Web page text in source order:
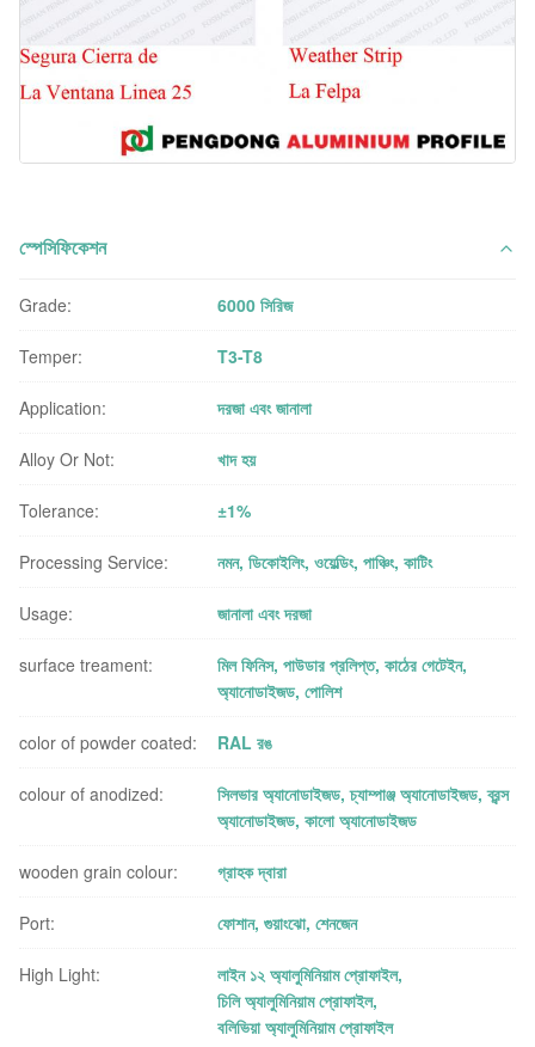
স্পেসিফিকেশন
Grade: 6000 সিরিজ
Temper: T3-T8
Application: দরজা এবং জানালা
Alloy Or Not: খাদ হয়
Tolerance: ±1%
Processing Service: নমন, ডিকোইলিং, ওয়েল্ডিং, পাঞ্চিং, কাটিং
Usage: জানালা এবং দরজা
surface treament:
মিল ফিনিস, পাউডার প্রলিপ্ত, কাঠের গেটেইন,
অ্যানোডাইজড, পোলিশ
color of powder coated: RAL রঙ
colour of anodized:
সিলভার অ্যানোডাইজড, চ্যাম্পাঞ্জ অ্যানোডাইজড, ব্রন্স
অ্যানোডাইজড, কালো অ্যানোডাইজড
wooden grain colour: গ্রাহক দ্বারা
Port: ফোশান, গুয়াংঝো, শেনজেন
High Light: লাইন ১২ অ্যালুমিনিয়াম প্রোফাইল,
চিলি অ্যালুমিনিয়াম প্রোফাইল,
বলিভিয়া অ্যালুমিনিয়াম প্রোফাইল